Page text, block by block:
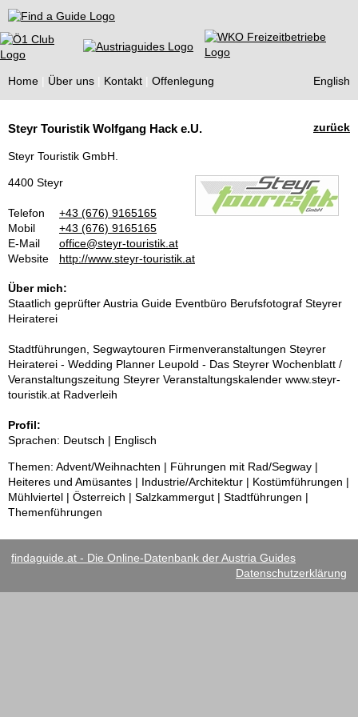
Find a Guide
Home Über uns Kontakt Offenlegung English
Guides
zurück
Steyr Touristik Wolfgang Hack e.U.
Steyr Touristik GmbH.
4400 Steyr
Telefon
+43 (676) 9165165
Mobil
+43 (676) 9165165
E-Mail
office@steyr-touristik.at
Website
http://www.steyr-touristik.at
Über mich:
Staatlich geprüfter Austria Guide Eventbüro Berufsfotograf Steyrer
Heiraterei
Stadtführungen, Segwaytouren Firmenveranstaltungen Steyrer
Heiraterei - Wedding Planner Leupold - Das Steyrer Wochenblatt /
Veranstaltungszeitung Steyrer Veranstaltungskalender www.steyr-
touristik.at Radverleih
Profil:
Sprachen: Deutsch | Englisch
Themen: Advent/Weihnachten | Führungen mit Rad/Segway |
Heiteres und Amüsantes | Industrie/Architektur | Kostümführungen |
Mühlviertel | Österreich | Salzkammergut | Stadtführungen |
Themenführungen
findaguide.at - Die Online-Datenbank der Austria Guides
Datenschutzerklärung